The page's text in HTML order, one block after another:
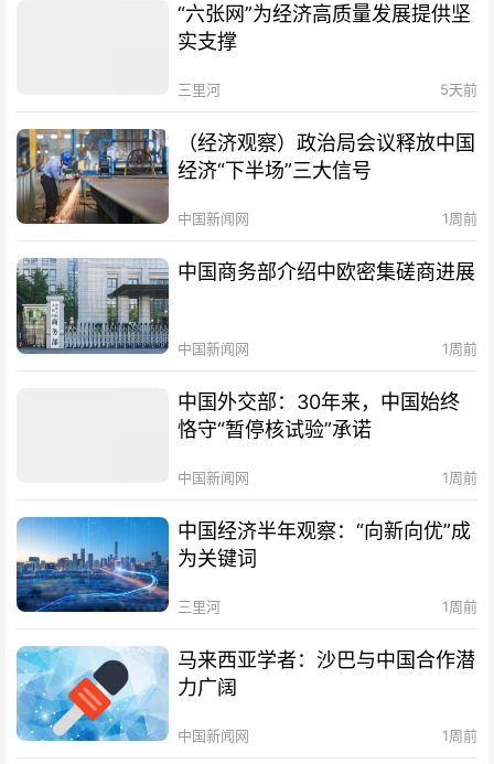
“六张网”为经济高质量发展提供坚
实支撑
三里河 5天前
（经济观察）政治局会议释放中国
经济“下半场”三大信号
中国新闻网 1周前
中国商务部介绍中欧密集磋商进展
中国新闻网 1周前
中国外交部：30年来，中国始终
恪守“暂停核试验”承诺
中国新闻网 1周前
中国经济半年观察：“向新向优”成
为关键词
三里河 1周前
马来西亚学者：沙巴与中国合作潜
力广阔
中国新闻网 1周前